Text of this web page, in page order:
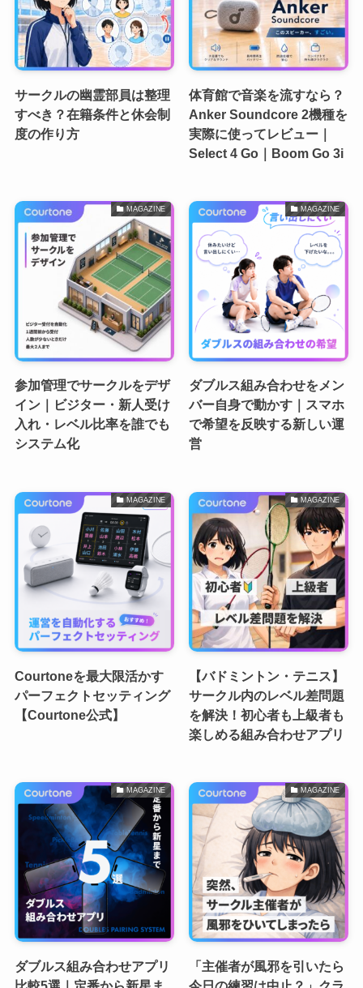
サークルの幽霊部員は整理
すべき？在籍条件と休会制
度の作り方
体育館で音楽を流すなら？
Anker Soundcore 2機種を
実際に使ってレビュー｜
Select 4 Go｜Boom Go 3i
MAGAZINE
参加管理でサークルをデザ
イン｜ビジター・新人受け
入れ・レベル比率を誰でも
システム化
MAGAZINE
ダブルス組み合わせをメン
バー自身で動かす｜スマホ
で希望を反映する新しい運
営
MAGAZINE
Courtoneを最大限活かす
パーフェクトセッティング
【Courtone公式】
MAGAZINE
【バドミントン・テニス】
サークル内のレベル差問題
を解決！初心者も上級者も
楽しめる組み合わせアプリ
MAGAZINE
ダブルス組み合わせアプリ
MAGAZINE
「主催者が風邪を引いたら